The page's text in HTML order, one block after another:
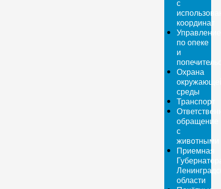
с
координат
Управление
по опеке
и
Охрана
среды
Транспорт
обращение
с
животными
Приемная
области